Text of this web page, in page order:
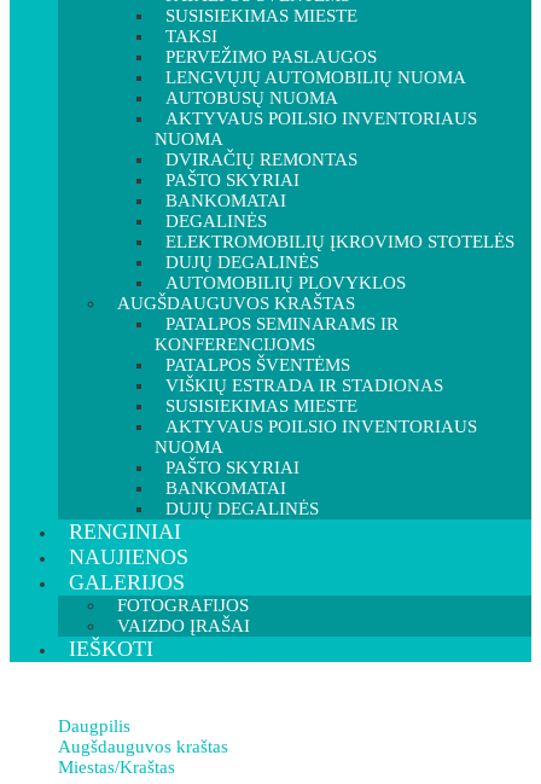
SUSISIEKIMAS MIESTE
TAKSI
PERVEŽIMO PASLAUGOS
LENGVŲJŲ AUTOMOBILIŲ NUOMA
AUTOBUSŲ NUOMA
AKTYVAUS POILSIO INVENTORIAUS
NUOMA
DVIRAČIŲ REMONTAS
PAŠTO SKYRIAI
BANKOMATAI
DEGALINĖS
ELEKTROMOBILIŲ ĮKROVIMO STOTELĖS
DUJŲ DEGALINĖS
AUTOMOBILIŲ PLOVYKLOS
AUGŠDAUGUVOS KRAŠTAS
PATALPOS SEMINARAMS IR
KONFERENCIJOMS
PATALPOS ŠVENTĖMS
VIŠKIŲ ESTRADA IR STADIONAS
SUSISIEKIMAS MIESTE
AKTYVAUS POILSIO INVENTORIAUS
NUOMA
PAŠTO SKYRIAI
BANKOMATAI
DUJŲ DEGALINĖS
RENGINIAI
NAUJIENOS
GALERIJOS
FOTOGRAFIJOS
VAIZDO ĮRAŠAI
IEŠKOTI
Daugpilis
Augšdauguvos kraštas
Miestas/Kraštas